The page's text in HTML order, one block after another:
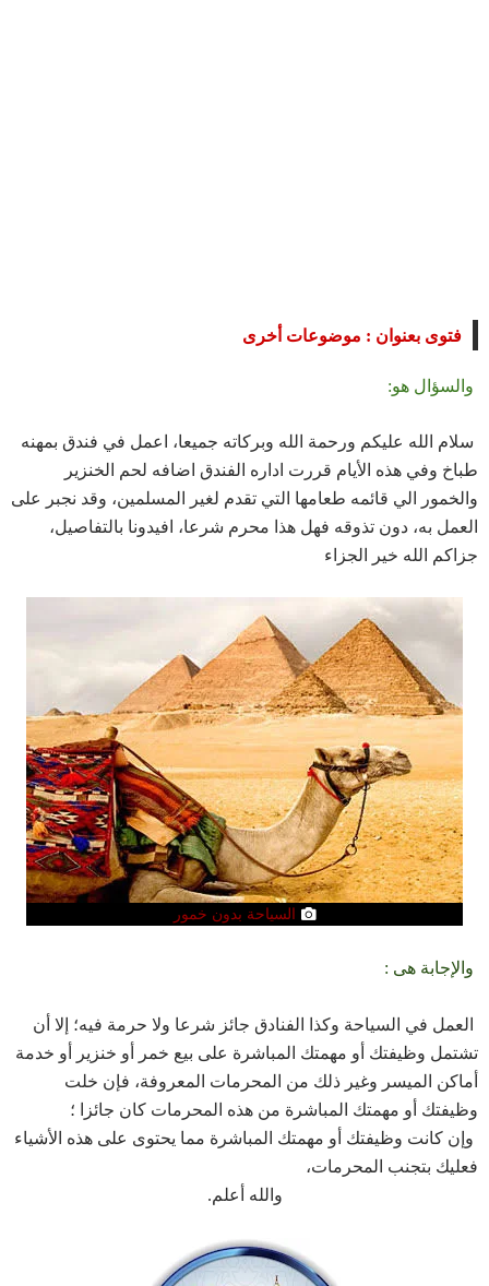
فتوى بعنوان : موضوعات أخرى
والسؤال هو:
سلام الله عليكم ورحمة الله وبركاته جميعا، اعمل في فندق بمهنه
طباخ وفي هذه الأيام قررت اداره الفندق اضافه لحم الخنزير
والخمور الي قائمه طعامها التي تقدم لغير المسلمين، وقد نجبر على
العمل به، دون تذوقه فهل هذا محرم شرعا، افيدونا بالتفاصيل،
جزاكم الله خير الجزاء
السياحة بدون خمور
والإجابة هى :
العمل في السياحة وكذا الفنادق جائز شرعا ولا حرمة فيه؛ إلا أن
تشتمل وظيفتك أو مهمتك المباشرة على بيع خمر أو خنزير أو خدمة
أماكن الميسر وغير ذلك من المحرمات المعروفة، فإن خلت
وظيفتك أو مهمتك المباشرة من هذه المحرمات كان جائزا ؛
وإن كانت وظيفتك أو مهمتك المباشرة مما يحتوى على هذه الأشياء
فعليك بتجنب المحرمات،
والله أعلم.